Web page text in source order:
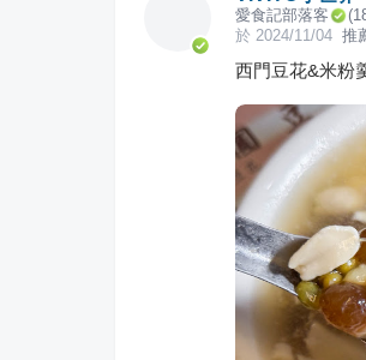
愛食記部落客 (
於 2024/11/04 推
西門豆花&米粉